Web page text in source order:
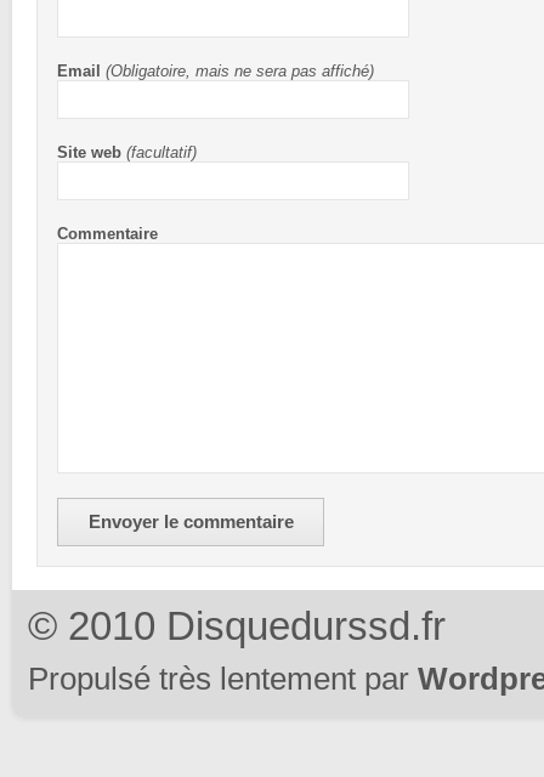
Email (Obligatoire, mais ne sera pas affiché)
Site web (facultatif)
Commentaire
Envoyer le commentaire
© 2010 Disquedurssd.fr
Propulsé très lentement par